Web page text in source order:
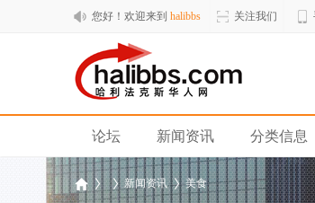
您好！欢迎来到 halibbs 关注我们
论坛 新闻资讯 分类信息
新闻资讯 美食